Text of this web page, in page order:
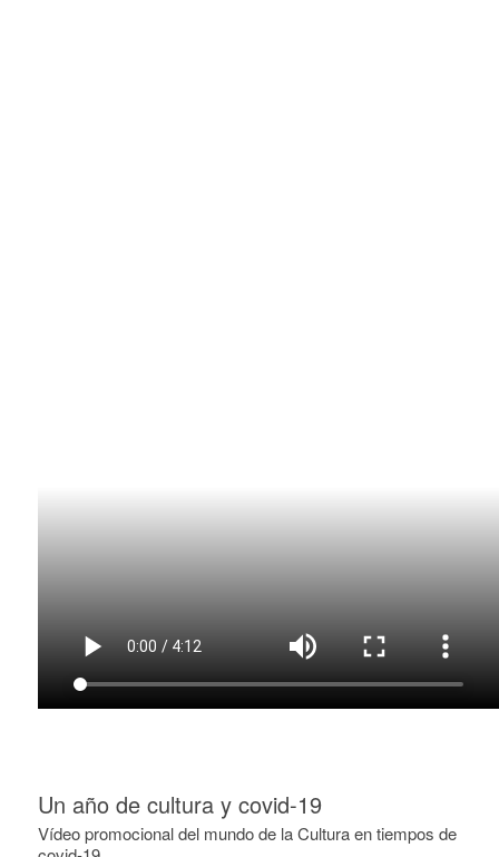
Un año de cultura y covid-19
Vídeo promocional del mundo de la Cultura en tiempos de